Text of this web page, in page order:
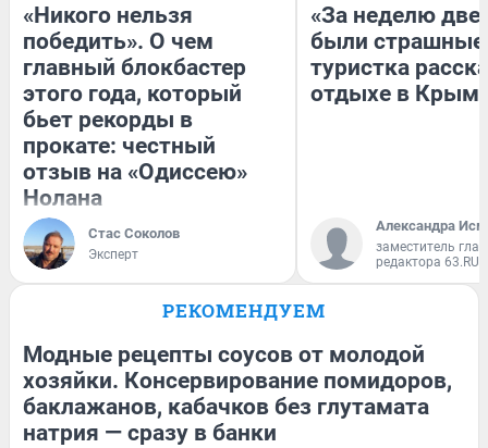
«Никого нельзя
победить». О чем
главный блокбастер
этого года, который
бьет рекорды в
прокате: честный
отзыв на «Одиссею»
Нолана
Стас Соколов
Эксперт
«За неделю две
были
туристка
отдыхе в
Александра
заместитель
редактора 63.RU
РЕКОМЕНДУЕМ
Модные рецепты соусов от молодой
хозяйки. Консервирование помидоров,
баклажанов, кабачков без глутамата
натрия — сразу в банки